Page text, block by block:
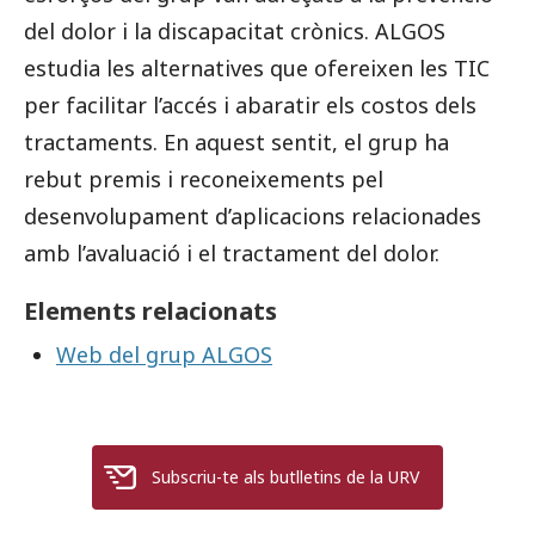
del dolor i la discapacitat crònics. ALGOS
estudia les alternatives que ofereixen les TIC
per facilitar l’accés i abaratir els costos dels
tractaments. En aquest sentit, el grup ha
rebut premis i reconeixements pel
desenvolupament d’aplicacions relacionades
amb l’avaluació i el tractament del dolor.
Elements relacionats
Web del grup ALGOS
Subscriu-te als butlletins de la URV